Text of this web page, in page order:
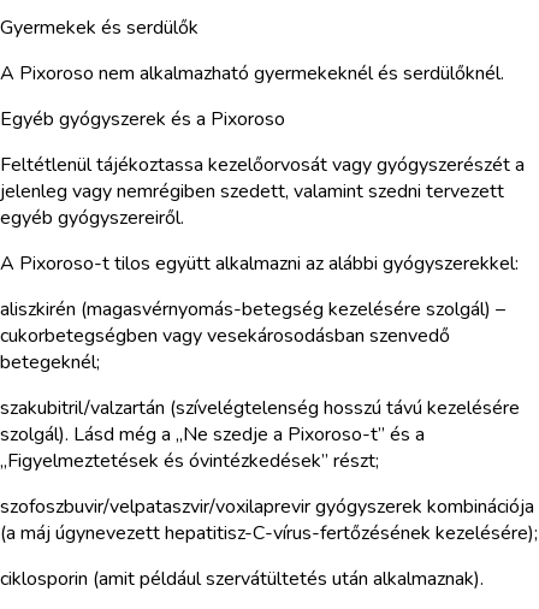
Gyermekek és serdülők
A Pixoroso nem alkalmazható gyermekeknél és serdülőknél.
Egyéb gyógyszerek és a Pixoroso
Feltétlenül tájékoztassa kezelőorvosát vagy gyógyszerészét a
jelenleg vagy nemrégiben szedett, valamint szedni tervezett
egyéb gyógyszereiről.
A Pixoroso-t tilos együtt alkalmazni az alábbi gyógyszerekkel:
aliszkirén (magasvérnyomás-betegség kezelésére szolgál) –
cukorbetegségben vagy vesekárosodásban szenvedő
betegeknél;
szakubitril/valzartán (szívelégtelenség hosszú távú kezelésére
szolgál). Lásd még a „Ne szedje a Pixoroso-t” és a
„Figyelmeztetések és óvintézkedések” részt;
szofoszbuvir/velpataszvir/voxilaprevir gyógyszerek kombinációja
(a máj úgynevezett hepatitisz-C-vírus-fertőzésének kezelésére);
ciklosporin (amit például szervátültetés után alkalmaznak).